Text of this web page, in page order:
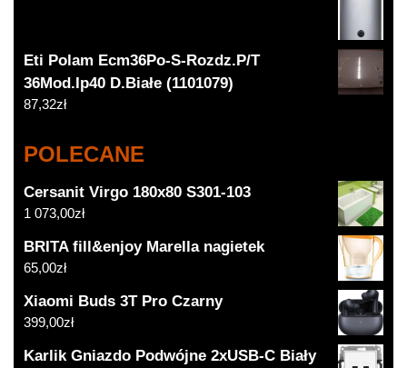
Eti Polam Ecm36Po-S-Rozdz.P/T
36Mod.Ip40 D.Białe (1101079)
87,32zł
POLECANE
Cersanit Virgo 180x80 S301-103
1 073,00zł
BRITA fill&enjoy Marella nagietek
65,00zł
Xiaomi Buds 3T Pro Czarny
399,00zł
Karlik Gniazdo Podwójne 2xUSB-C Biały